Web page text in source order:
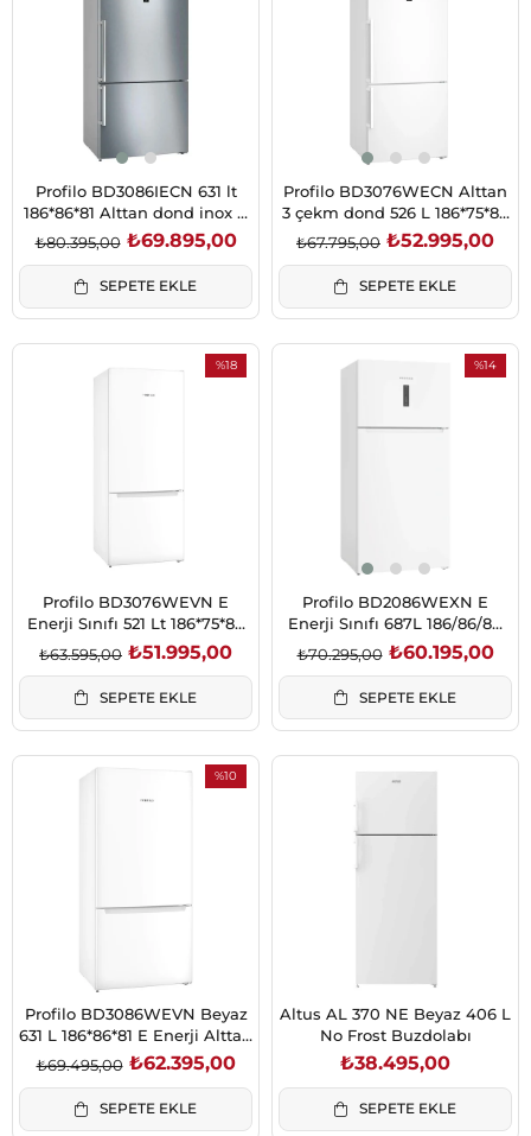
Profilo BD3086IECN 631 lt
186*86*81 Alttan dond inox E
Buzdolabı
₺69.895,00
₺80.395,00
SEPETE EKLE
Profilo BD3076WECN Alttan
3 çekm dond 526 L 186*75*80
Beyaz No frost Buzdolabı
₺52.995,00
₺67.795,00
SEPETE EKLE
%18
Profilo BD3076WEVN E
Enerji Sınıfı 521 Lt 186*75*80
Nofrost Alttan Donduruculu
Buzdolabı
₺51.995,00
₺63.595,00
SEPETE EKLE
%14
Profilo BD2086WEXN E
Enerji Sınıfı 687L 186/86/80
Üstten Donduruculu NoFrost
Buzdolabı Beyaz
₺60.195,00
₺70.295,00
SEPETE EKLE
%10
Profilo BD3086WEVN Beyaz
631 L 186*86*81 E Enerji Alttan
Donduruculu Buzdolabı
₺62.395,00
₺69.495,00
SEPETE EKLE
Altus AL 370 NE Beyaz 406 L
No Frost Buzdolabı
₺38.495,00
SEPETE EKLE